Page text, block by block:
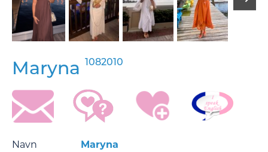
Maryna 1082010
Navn
Maryna